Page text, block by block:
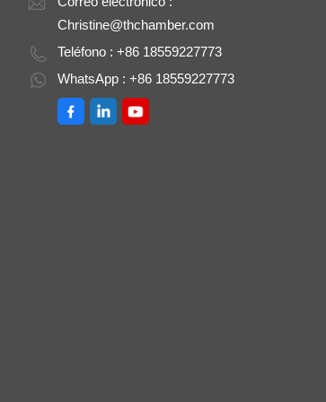
Christine@thchamber.com
Teléfono : +86 18559227773
WhatsApp : +86 18559227773